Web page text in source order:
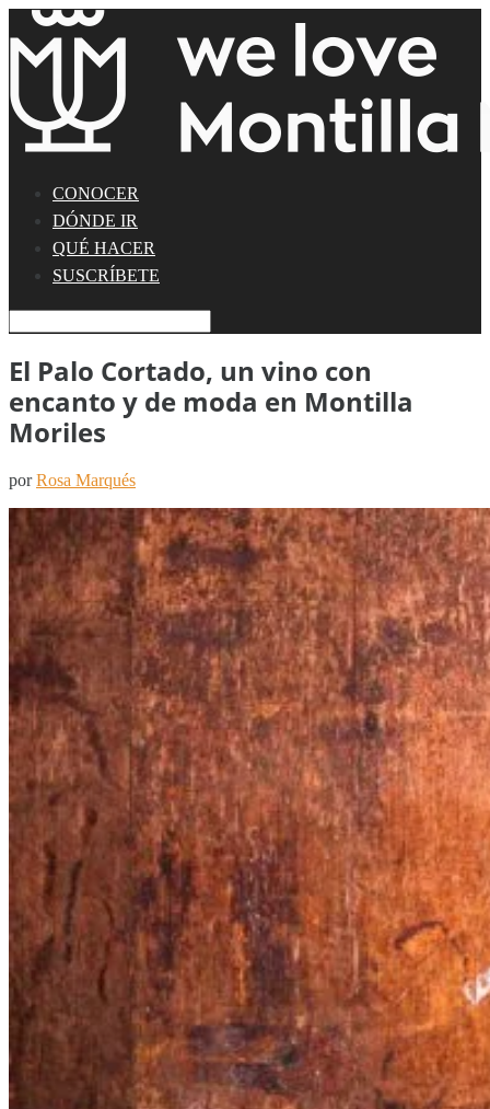
CONOCER
DÓNDE IR
QUÉ HACER
SUSCRÍBETE
El Palo Cortado, un vino con
encanto y de moda en Montilla
Moriles
porRosa Marqués